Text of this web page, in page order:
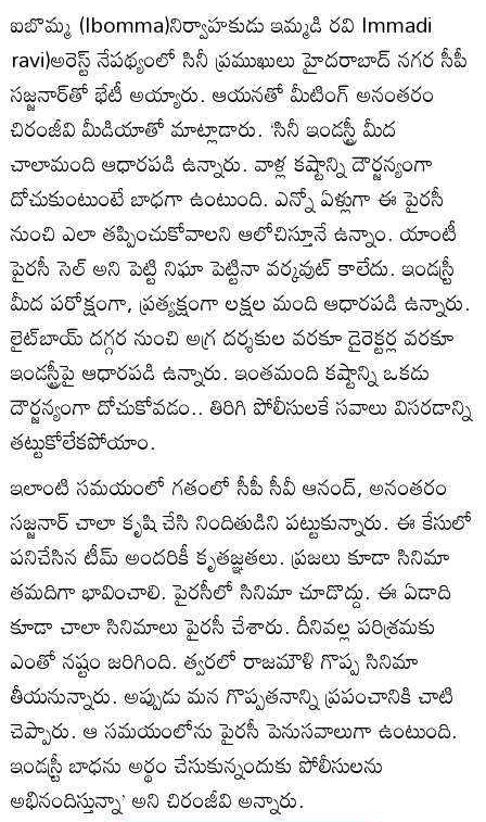
ఐబొమ్మ (Ibomma)నిర్వాహకుడు ఇమ్మడి రవి Immadi
ravi)అరెస్ట్‌ నేపథ్యంలో సినీ ప్రముఖులు హైదరాబాద్‌ నగర సీపీ
సజ్జనార్‌తో భేటీ అయ్యారు. ఆయనతో మీటింగ్‌ అనంతరం
చిరంజీవి మీడియాతో మాట్లాడారు. ‘సినీ ఇండస్ట్రీ మీద
చాలామంది ఆధారపడి ఉన్నారు. వాళ్ల కష్టాన్ని దౌర్జన్యంగా
దోచుకుంటుంటే బాధగా ఉంటుంది. ఎన్నో ఏళ్లుగా ఈ పైరసీ
నుంచి ఎలా తప్పించుకోవాలని ఆలోచిస్తూనే ఉన్నాం. యాంటీ
పైరసీ సెల్‌ అని పెట్టి నిఘా పెట్టినా వర్కవుట్‌ కాలేదు. ఇండస్ర్టీ
మీద పరోక్షంగా, ప్రత్యక్షంగా లక్షల మంది ఆధారపడి ఉన్నారు.
లైట్‌బాయ్‌ దగ్గర నుంచి అగ్ర దర్శకుల వరకూ డైరెక్టర్ల వరకూ
ఇండస్ట్రీపై ఆధారపడి ఉన్నారు. ఇంతమంది కష్టాన్ని ఒకడు
దౌర్జన్యంగా దోచుకోవడం.. తిరిగి పోలీసులకే సవాలు విసరడాన్ని
తట్టుకోలేకపోయాం.
ఇలాంటి సమయంలో గతంలో సీపీ సీవీ ఆనంద్‌, అనంతరం
సజ్జనార్‌ చాలా కృషి చేసి నిందితుడిని పట్టుకున్నారు. ఈ కేసులో
పనిచేసిన టీమ్‌ అందరికీ కృతజ్ఞతలు. ప్రజలు కూడా సినిమా
తమదిగా భావించాలి. పైరసీలో సినిమా చూడొద్దు. ఈ ఏడాది
కూడా చాలా సినిమాలు పైరసీ చేశారు. దీనివల్ల పరిశ్రమకు
ఎంతో నష్టం జరిగింది. త్వరలో రాజమౌళి గొప్ప సినిమా
తీయనున్నారు. అప్పుడు మన గొప్పతనాన్ని ప్రపంచానికి చాటి
చెప్పారు. ఆ సమయంలోను పైరసీ పెనుసవాలుగా ఉంటుంది.
ఇండస్ర్టీ బాధను అర్థం చేసుకున్నందుకు పోలీసులను
అభినందిస్తున్నా’ అని చిరంజీవి అన్నారు.